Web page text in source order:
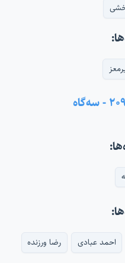
احمد عبادی رضا ورزنده